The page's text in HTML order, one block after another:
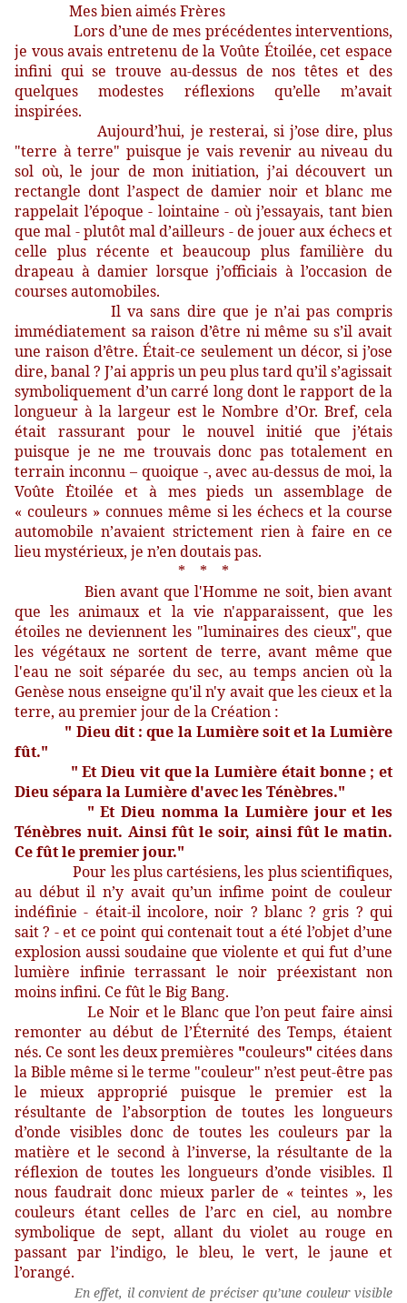
Mes bien aimés Frères
Lors d’une de mes précédentes interventions,
je vous avais entretenu de la Voûte Étoilée, cet espace
infini qui se trouve au-dessus de nos têtes et des
quelques modestes réflexions qu’elle m’avait
inspirées.
Aujourd’hui, je resterai, si j’ose dire, plus
"terre à terre" puisque je vais revenir au niveau du
sol où, le jour de mon initiation, j’ai découvert un
rectangle dont l’aspect de damier noir et blanc me
rappelait l’époque - lointaine - où j’essayais, tant bien
que mal - plutôt mal d’ailleurs - de jouer aux échecs et
celle plus récente et beaucoup plus familière du
drapeau à damier lorsque j’officiais à l’occasion de
courses automobiles.
Il va sans dire que je n’ai pas compris
immédiatement sa raison d’être ni même su s’il avait
une raison d’être. Était-ce seulement un décor, si j’ose
dire, banal ? J’ai appris un peu plus tard qu’il s’agissait
symboliquement d’un carré long dont le rapport de la
longueur à la largeur est le Nombre d’Or. Bref, cela
était rassurant pour le nouvel initié que j’étais
puisque je ne me trouvais donc pas totalement en
terrain inconnu – quoique -, avec au-dessus de moi, la
Voûte Ėtoilée et à mes pieds un assemblage de
« couleurs » connues même si les échecs et la course
automobile n’avaient strictement rien à faire en ce
lieu mystérieux, je n’en doutais pas.
* * *
Bien avant que l'Homme ne soit, bien avant
que les animaux et la vie n'apparaissent, que les
étoiles ne deviennent les "luminaires des cieux", que
les végétaux ne sortent de terre, avant même que
l'eau ne soit séparée du sec, au temps ancien où la
Genèse nous enseigne qu'il n'y avait que les cieux et la
terre, au premier jour de la Création :
" Dieu dit : que la Lumière soit et la Lumière
fût."
" Et Dieu vit que la Lumière était bonne ; et
Dieu sépara la Lumière d'avec les Ténèbres."
" Et Dieu nomma la Lumière jour et les
Ténèbres nuit. Ainsi fût le soir, ainsi fût le matin.
Ce fût le premier jour."
Pour les plus cartésiens, les plus scientifiques,
au début il n’y avait qu’un infime point de couleur
indéfinie - était-il incolore, noir ? blanc ? gris ? qui
sait ? - et ce point qui contenait tout a été l’objet d’une
explosion aussi soudaine que violente et qui fut d’une
lumière infinie terrassant le noir préexistant non
moins infini. Ce fût le Big Bang.
Le Noir et le Blanc que l’on peut faire ainsi
remonter au début de l’Éternité des Temps, étaient
nés. Ce sont les deux premières "couleurs" citées dans
la Bible même si le terme "couleur" n’est peut-être pas
le mieux approprié puisque le premier est la
résultante de l’absorption de toutes les longueurs
d’onde visibles donc de toutes les couleurs par la
matière et le second à l’inverse, la résultante de la
réflexion de toutes les longueurs d’onde visibles. Il
nous faudrait donc mieux parler de « teintes », les
couleurs étant celles de l’arc en ciel, au nombre
symbolique de sept, allant du violet au rouge en
passant par l’indigo, le bleu, le vert, le jaune et
l’orangé.
En effet, il convient de préciser qu’une couleur visible